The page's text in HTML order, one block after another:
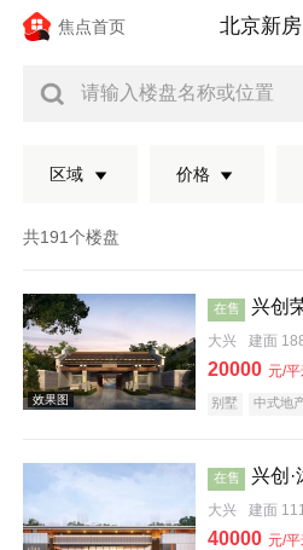
焦点首页 北京新房
请输入楼盘名称或位置
区域 价格
共191个楼盘
效果图
在售 兴创
大兴 建面
20000 元/
别墅 中式地
在售 兴创·
大兴 建面
40000 元/